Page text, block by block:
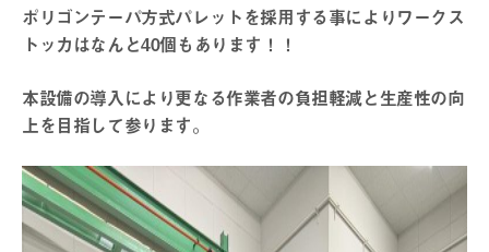
ポリゴンテーパ方式パレットを採用する事によりワークス
トッカはなんと40個もあります！！
本設備の導入により更なる作業者の負担軽減と生産性の向
上を目指して参ります。